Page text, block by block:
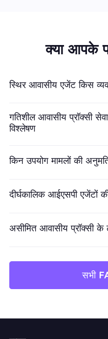
क्या आपके
स्थिर आवासीय एजेंट किस
गतिशील आवासीय प्रॉक्सी
विश्लेषण
किन उपयोग मामलों की
BestProxy धोखाधड़ी, स्पैम,
दीर्घकालिक आईएसपी एजेंटों
असीमित आवासीय प्रॉक्सी के
सभी